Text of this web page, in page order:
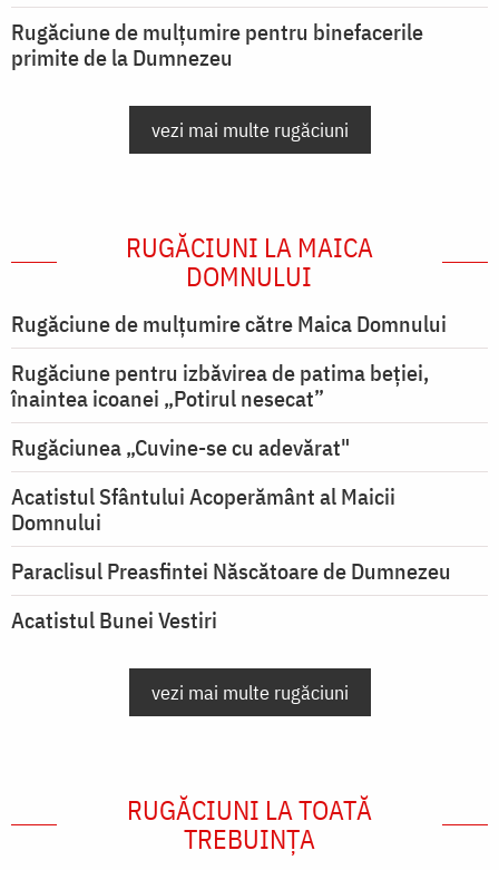
Rugăciune de mulțumire pentru binefacerile
primite de la Dumnezeu
vezi mai multe rugăciuni
RUGĂCIUNI LA MAICA
DOMNULUI
Rugăciune de mulţumire către Maica Domnului
Rugăciune pentru izbăvirea de patima beției,
înaintea icoanei „Potirul nesecat”
Rugăciunea „Cuvine-se cu adevărat"
Acatistul Sfântului Acoperământ al Maicii
Domnului
Paraclisul Preasfintei Născătoare de Dumnezeu
Acatistul Bunei Vestiri
vezi mai multe rugăciuni
RUGĂCIUNI LA TOATĂ
TREBUINȚA